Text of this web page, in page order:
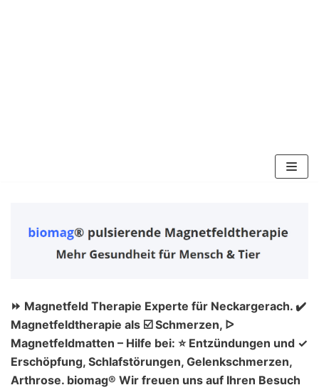
springen
⏩ Magnetfeld Therapie Experte für Neckargerach. ✔️
Magnetfeldtherapie als ☑️ Schmerzen, ᐅ
Magnetfeldmatten – Hilfe bei: ⭐ Entzündungen und ✓
Erschöpfung, Schlafstörungen, Gelenkschmerzen,
Arthrose. biomag® Wir freuen uns auf Ihren Besuch